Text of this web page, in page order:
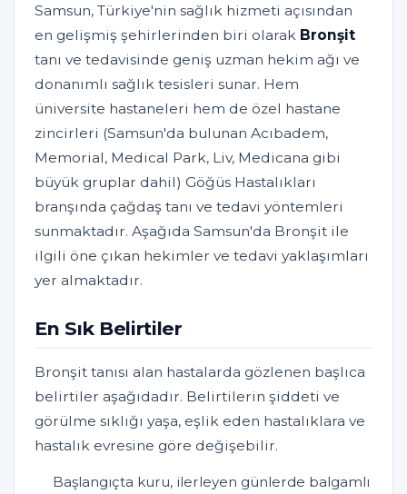
Samsun, Türkiye'nin sağlık hizmeti açısından
en gelişmiş şehirlerinden biri olarak Bronşit
tanı ve tedavisinde geniş uzman hekim ağı ve
donanımlı sağlık tesisleri sunar. Hem
üniversite hastaneleri hem de özel hastane
zincirleri (Samsun'da bulunan Acıbadem,
Memorial, Medical Park, Liv, Medicana gibi
büyük gruplar dahil) Göğüs Hastalıkları
branşında çağdaş tanı ve tedavi yöntemleri
sunmaktadır. Aşağıda Samsun'da Bronşit ile
ilgili öne çıkan hekimler ve tedavi yaklaşımları
yer almaktadır.
En Sık Belirtiler
Bronşit tanısı alan hastalarda gözlenen başlıca
belirtiler aşağıdadır. Belirtilerin şiddeti ve
görülme sıklığı yaşa, eşlik eden hastalıklara ve
hastalık evresine göre değişebilir.
Başlangıçta kuru, ilerleyen günlerde balgamlı